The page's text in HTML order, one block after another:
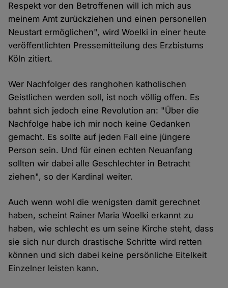
Respekt vor den Betroffenen will ich mich aus
meinem Amt zurückziehen und einen personellen
Neustart ermöglichen", wird Woelki in einer heute
veröffentlichten Pressemitteilung des Erzbistums
Köln zitiert.
Wer Nachfolger des ranghohen katholischen
Geistlichen werden soll, ist noch völlig offen. Es
bahnt sich jedoch eine Revolution an: "Über die
Nachfolge habe ich mir noch keine Gedanken
gemacht. Es sollte auf jeden Fall eine jüngere
Person sein. Und für einen echten Neuanfang
sollten wir dabei alle Geschlechter in Betracht
ziehen", so der Kardinal weiter.
Auch wenn wohl die wenigsten damit gerechnet
haben, scheint Rainer Maria Woelki erkannt zu
haben, wie schlecht es um seine Kirche steht, dass
sie sich nur durch drastische Schritte wird retten
können und sich dabei keine persönliche Eitelkeit
Einzelner leisten kann.